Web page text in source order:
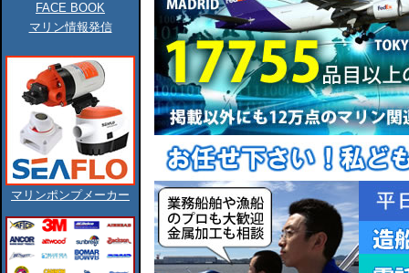
FACE BOOK
マリン情報発信
マリンポンプメーカー